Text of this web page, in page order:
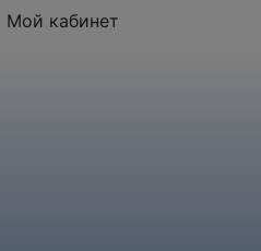
Мой кабинет